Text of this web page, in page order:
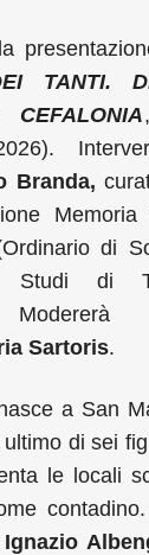
TANTI.
Branda,
di
Studi di
Sartoris.
a San
di sei
le locali
Ignazio